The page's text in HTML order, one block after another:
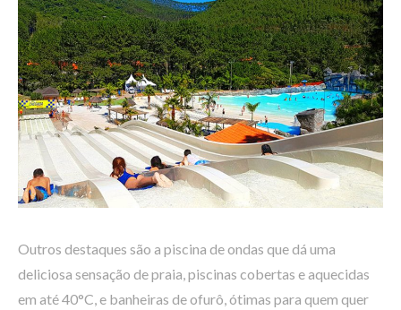
Outros destaques são a piscina de ondas que dá uma
deliciosa sensação de praia, piscinas cobertas e aquecidas
em até 40°C, e banheiras de ofurô, ótimas para quem quer